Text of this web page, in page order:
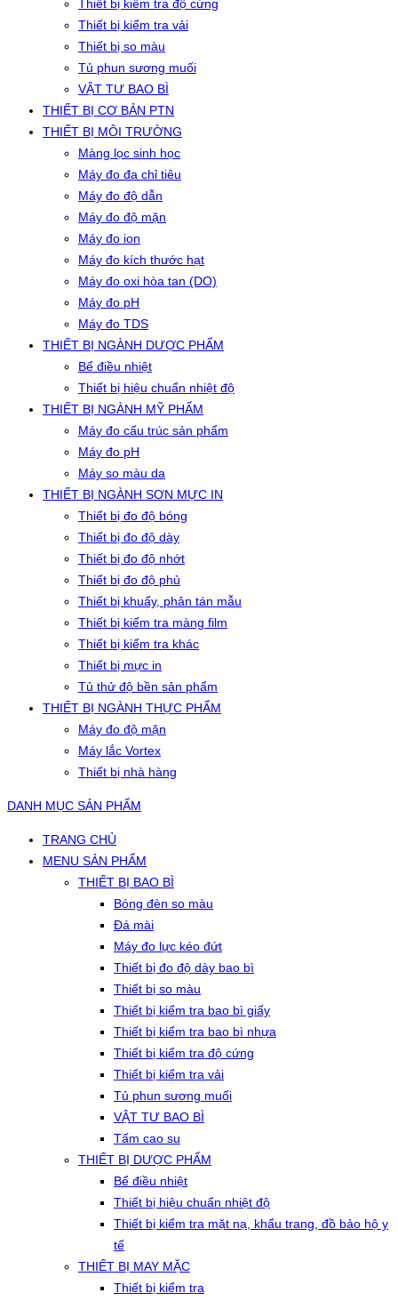
Thiết bị kiểm tra độ cứng
Thiết bị kiểm tra vải
Thiết bị so màu
Tủ phun sương muối
VẬT TƯ BAO BÌ
THIẾT BỊ CƠ BẢN PTN
THIẾT BỊ MÔI TRƯỜNG
Màng lọc sinh học
Máy đo đa chỉ tiêu
Máy đo độ dẫn
Máy đo độ mặn
Máy đo ion
Máy đo kích thước hạt
Máy đo oxi hòa tan (DO)
Máy đo pH
Máy đo TDS
THIẾT BỊ NGÀNH DƯỢC PHẨM
Bể điều nhiệt
Thiết bị hiệu chuẩn nhiệt độ
THIẾT BỊ NGÀNH MỸ PHẨM
Máy đo cấu trúc sản phẩm
Máy đo pH
Máy so màu da
THIẾT BỊ NGÀNH SƠN MỰC IN
Thiết bị đo độ bóng
Thiết bị đo độ dày
Thiết bị đo độ nhớt
Thiết bị đo độ phủ
Thiết bị khuấy, phân tán mẫu
Thiết bị kiểm tra màng film
Thiết bị kiểm tra khác
Thiết bị mực in
Tủ thử độ bền sản phẩm
THIẾT BỊ NGÀNH THỰC PHẨM
Máy đo độ mặn
Máy lắc Vortex
Thiết bị nhà hàng
DANH MỤC SẢN PHẨM
TRANG CHỦ
MENU SẢN PHẨM
THIẾT BỊ BAO BÌ
Bóng đèn so màu
Đá mài
Máy đo lực kéo đứt
Thiết bị đo độ dày bao bì
Thiết bị so màu
Thiết bị kiểm tra bao bì giấy
Thiết bị kiểm tra bao bì nhựa
Thiết bị kiểm tra độ cứng
Thiết bị kiểm tra vải
Tủ phun sương muối
VẬT TƯ BAO BÌ
Tấm cao su
THIẾT BỊ DƯỢC PHẨM
Bể điều nhiệt
Thiết bị hiệu chuẩn nhiệt độ
Thiết bị kiểm tra mặt nạ, khẩu trang, đồ bảo hộ y
tế
THIẾT BỊ MAY MẶC
Thiết bị kiểm tra